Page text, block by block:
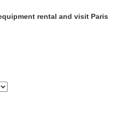
rental and visit Paris